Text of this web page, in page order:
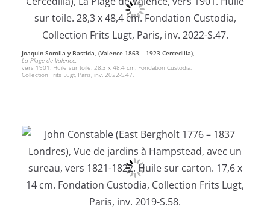
Joaquin Sorolla y Bastida, (Valence 1863 – 1923 Cercedilla),
La Plage de Valence,
vers 1901. Huile sur toile. 28,3 x 48,4 cm. Fondation Custodia,
Collection Frits Lugt, Paris, inv. 2022-S.47.